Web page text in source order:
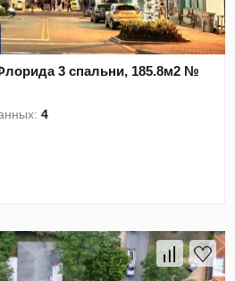
3 спальни, 185.8м2 №
4